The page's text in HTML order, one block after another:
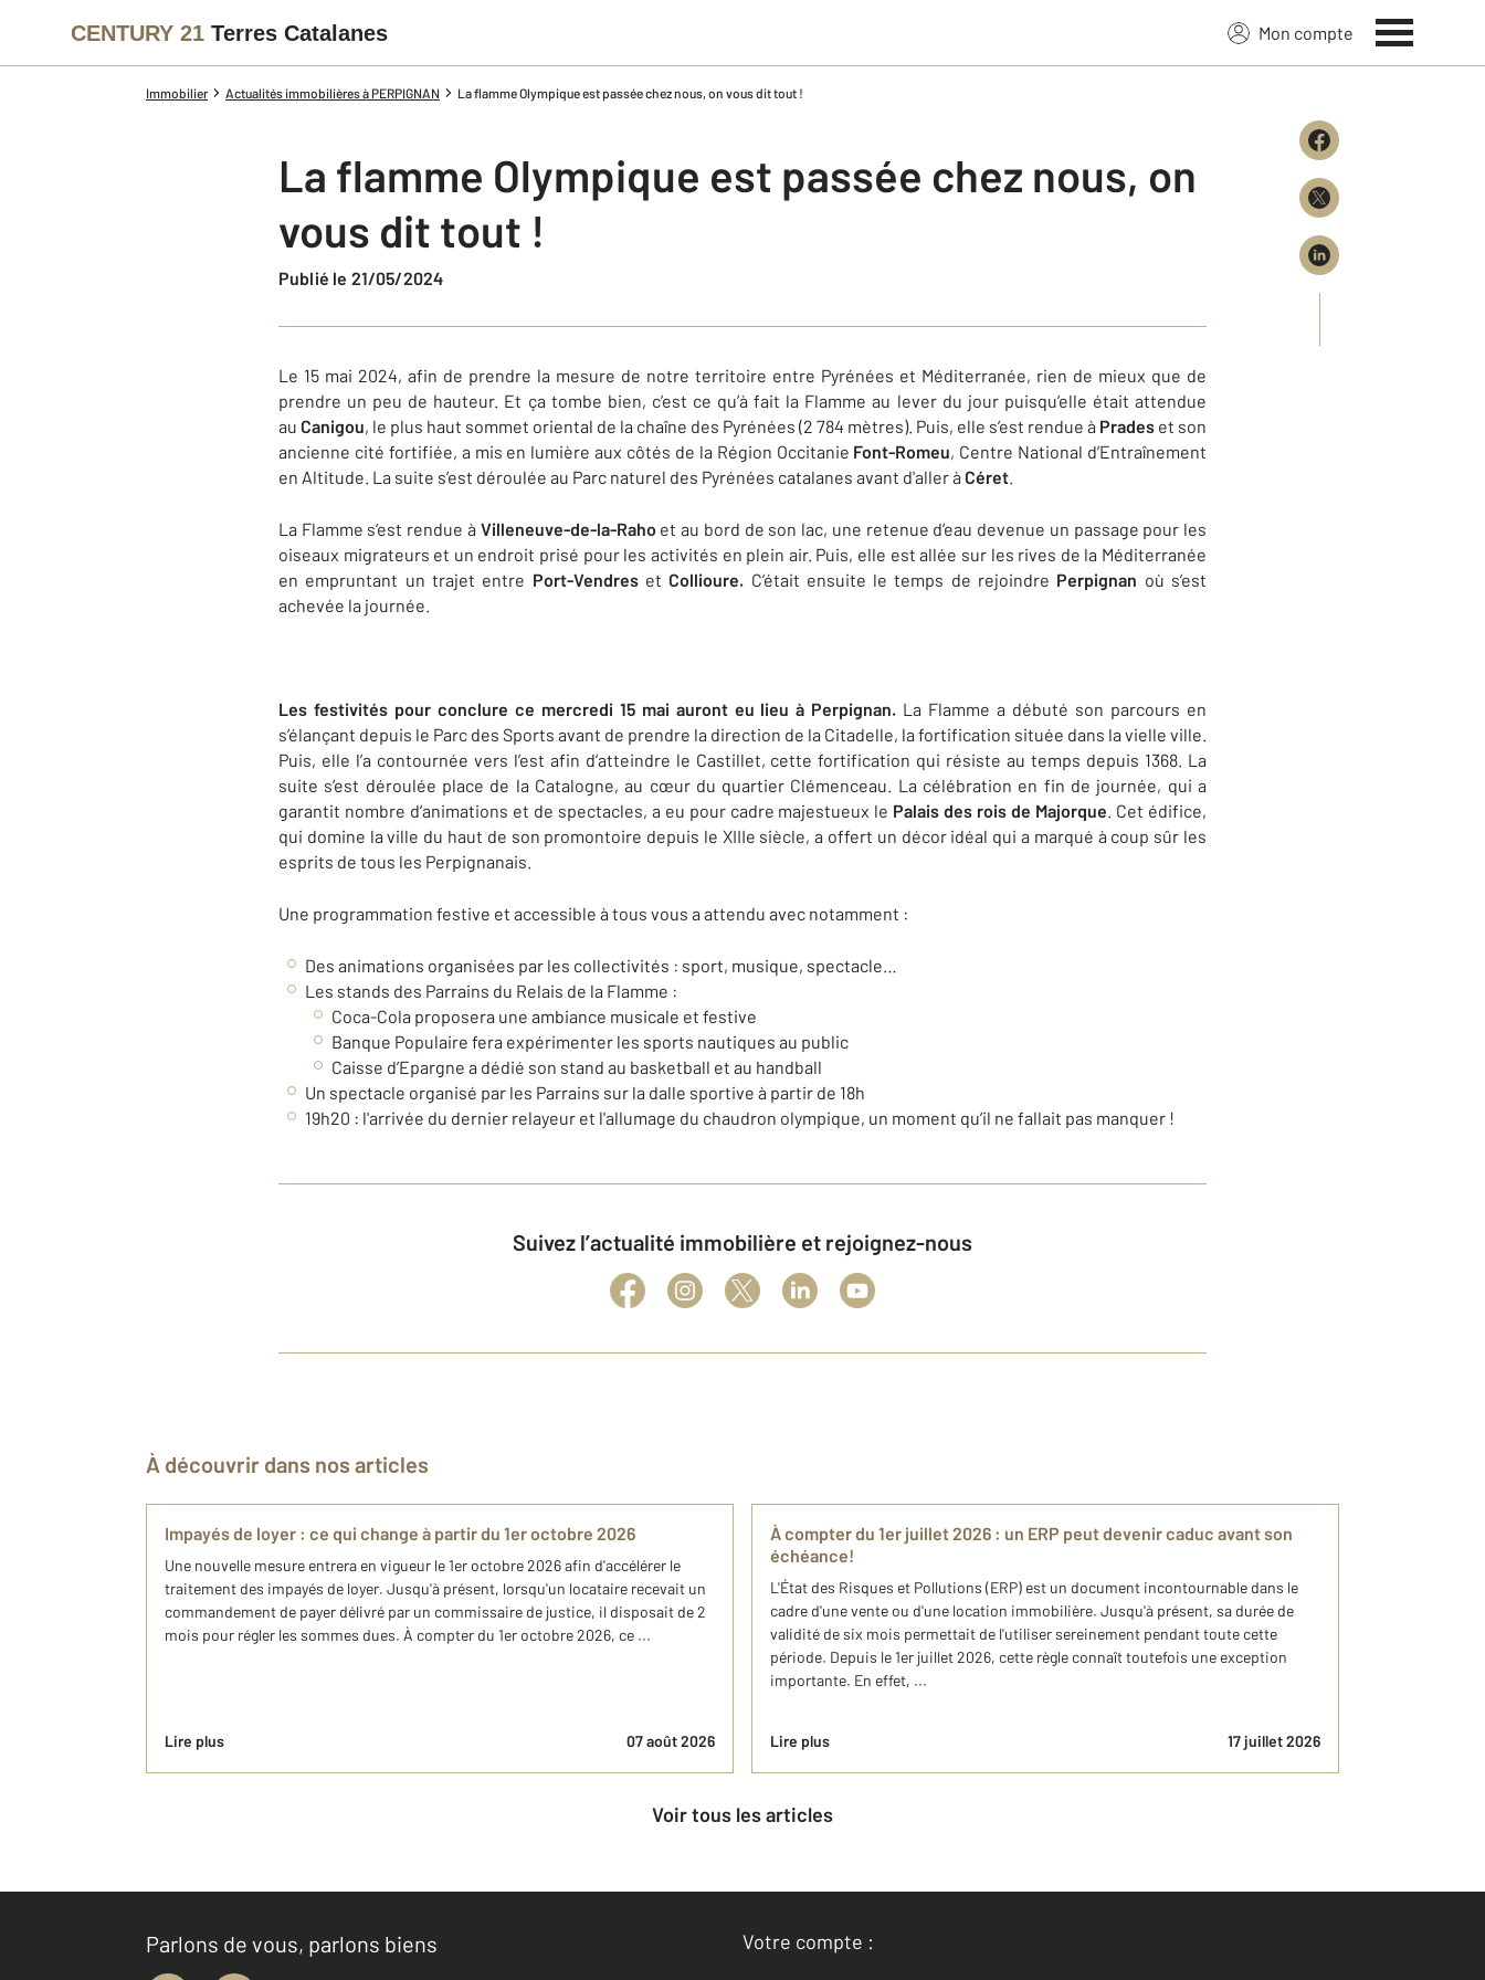
CENTURY 21 Terres Catalanes Mon compte
Immobilier Actualités immobilières à PERPIGNAN La flamme Olympique est passée chez nous, on vous dit tout !
La flamme Olympique est passée chez nous, on
vous dit tout !
Publié le 21/05/2024
Le 15 mai 2024, afin de prendre la mesure de notre territoire entre Pyrénées et Méditerranée, rien de mieux que de
prendre un peu de hauteur. Et ça tombe bien, c’est ce qu’à fait la Flamme au lever du jour puisqu’elle était attendue
au Canigou, le plus haut sommet oriental de la chaîne des Pyrénées (2 784 mètres). Puis, elle s’est rendue à Prades et son
ancienne cité fortifiée, a mis en lumière aux côtés de la Région Occitanie Font-Romeu, Centre National d’Entraînement
en Altitude. La suite s’est déroulée au Parc naturel des Pyrénées catalanes avant d'aller à Céret.
La Flamme s’est rendue à Villeneuve-de-la-Raho et au bord de son lac, une retenue d’eau devenue un passage pour les
oiseaux migrateurs et un endroit prisé pour les activités en plein air. Puis, elle est allée sur les rives de la Méditerranée
en empruntant un trajet entre Port-VendresetCollioure. C’était ensuite le temps de rejoindre Perpignan où s’est
achevée la journée.
Les festivités pour conclure ce mercredi 15 mai auront eu lieu à Perpignan. La Flamme a débuté son parcours en
s’élançant depuis le Parc des Sports avant de prendre la direction de la Citadelle, la fortification située dans la vielle ville.
Puis, elle l’a contournée vers l’est afin d’atteindre le Castillet, cette fortification qui résiste au temps depuis 1368. La
suite s’est déroulée place de la Catalogne, au cœur du quartier Clémenceau. La célébration en fin de journée, qui a
garantit nombre d’animations et de spectacles, a eu pour cadre majestueux le Palais des rois de Majorque. Cet édifice,
qui domine la ville du haut de son promontoire depuis le XIIIe siècle, a offert un décor idéal qui a marqué à coup sûr les
esprits de tous les Perpignanais.
Une programmation festive et accessible à tous vous a attendu avec notamment :
Des animations organisées par les collectivités : sport, musique, spectacle…
Les stands des Parrains du Relais de la Flamme :
Coca-Cola proposera une ambiance musicale et festive
Banque Populaire fera expérimenter les sports nautiques au public
Caisse d’Epargne a dédié son stand au basketball et au handball
Un spectacle organisé par les Parrains sur la dalle sportive à partir de 18h
19h20 : l'arrivée du dernier relayeur et l'allumage du chaudron olympique, un moment qu’il ne fallait pas manquer !
Suivez l’actualité immobilière et rejoignez-nous
À découvrir dans nos articles
Impayés de loyer : ce qui change à partir du 1er octobre 2026
Une nouvelle mesure entrera en vigueur le 1er octobre 2026 afin d'accélérer le
traitement des impayés de loyer. Jusqu'à présent, lorsqu'un locataire recevait un
commandement de payer délivré par un commissaire de justice, il disposait de 2
mois pour régler les sommes dues. À compter du 1er octobre 2026, ce ...
Lire plus 07 août 2026
À compter du 1er juillet 2026 : un ERP peut devenir caduc avant son
échéance!
L'État des Risques et Pollutions (ERP) est un document incontournable dans le
cadre d'une vente ou d'une location immobilière. Jusqu'à présent, sa durée de
validité de six mois permettait de l'utiliser sereinement pendant toute cette
période. Depuis le 1er juillet 2026, cette règle connaît toutefois une exception
importante. En effet, ...
Lire plus 17 juillet 2026
Voir tous les articles
Parlons de vous, parlons biens
Votre compte :